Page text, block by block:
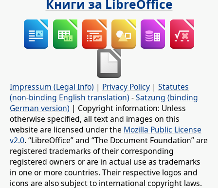
Книги за LibreOffice
Impressum (Legal Info) | Privacy Policy | Statutes
(non-binding English translation) -Satzung (binding
German version) | Copyright information: Unless
otherwise specified, all text and images on this
website are licensed under the Mozilla Public License
v2.0. “LibreOffice” and “The Document Foundation” are
registered trademarks of their corresponding
registered owners or are in actual use as trademarks
in one or more countries. Their respective logos and
icons are also subject to international copyright laws.